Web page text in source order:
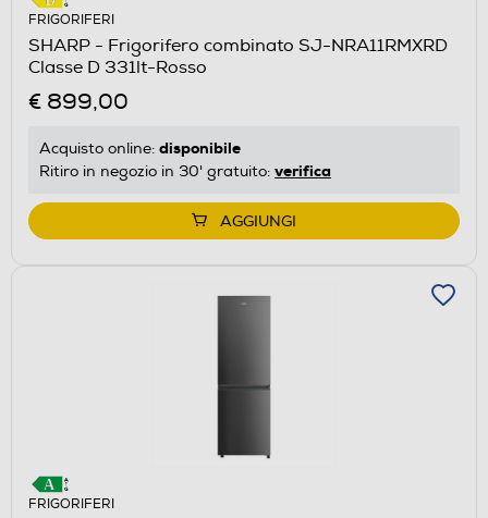
FRIGORIFERI
SHARP - Frigorifero combinato SJ-NRA11RMXRD
Classe D 331lt-Rosso
€ 899,00
Acquisto online: disponibile
Ritiro in negozio in 30' gratuito: verifica
AGGIUNGI
FRIGORIFERI